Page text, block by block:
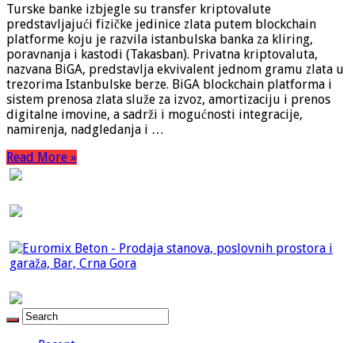
Turske banke izbjegle su transfer kriptovalute
predstavljajući fizičke jedinice zlata putem blockchain
platforme koju je razvila istanbulska banka za kliring,
poravnanja i kastodi (Takasban). Privatna kriptovaluta,
nazvana BiGA, predstavlja ekvivalent jednom gramu zlata u
trezorima Istanbulske berze. BiGA blockchain platforma i
sistem prenosa zlata služe za izvoz, amortizaciju i prenos
digitalne imovine, a sadrži i mogućnosti integracije,
namirenja, nadgledanja i …
Read More »